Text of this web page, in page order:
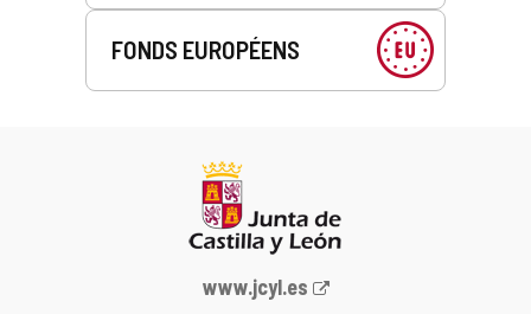
FONDS EUROPÉENS
Portail
www.jcyl.es